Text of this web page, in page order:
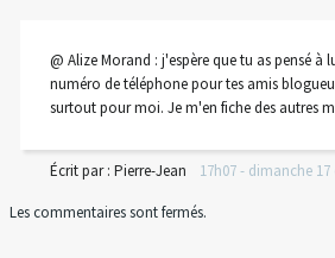
@ Alize Morand : j'espère que tu as pensé à
numéro de téléphone pour tes amis
surtout pour moi. Je m'en fiche des autres
Écrit par : Pierre-Jean 17h07- dimanche 17
Les commentaires sont fermés.